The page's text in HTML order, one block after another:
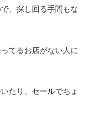
、探し回る手間もな
てるお店がない人に
たり、セールでちょ